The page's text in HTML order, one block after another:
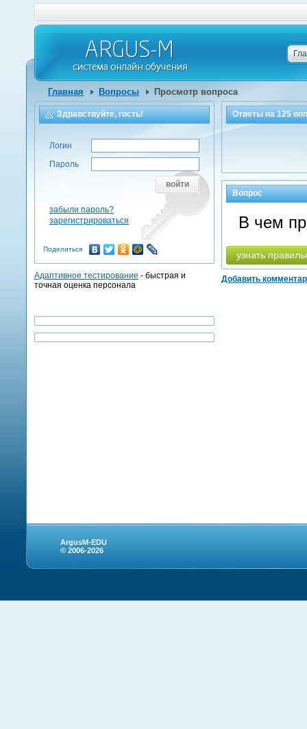
Главная Вопросы Просмотр вопроса
Ответы на125
Вопрос
В чем
узнать
Добавить
Здравствуйте, гость!
Логин
Пароль
войти
забыли пароль?
зарегистрироваться
Поделиться
Адаптивное тестирование - быстрая и
точная оценка персонала
ArgusM-EDU
© 2006-2026